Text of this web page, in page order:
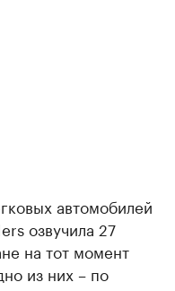
автомобилей
озвучила 27
на тот момент
из них – по